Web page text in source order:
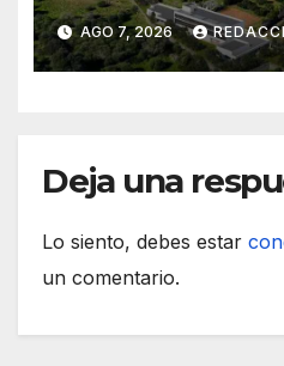
obras de
CEIP de Felanitx
AGO 7, 2026
Deja una
Lo siento, debes estar
un comentario.